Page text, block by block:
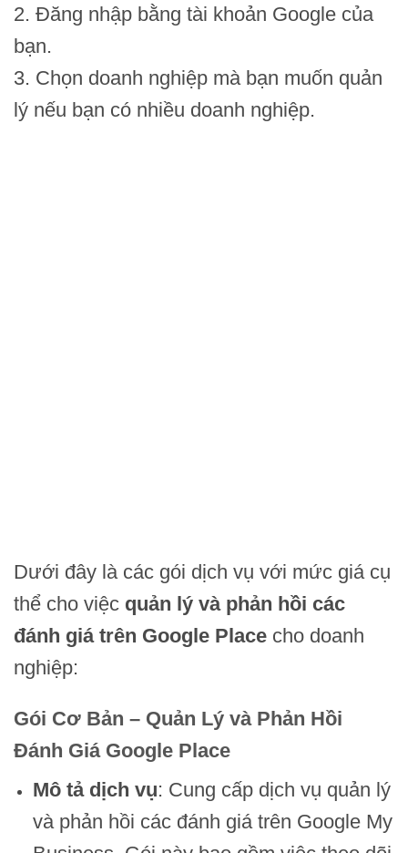
2. Đăng nhập bằng tài khoản Google của
bạn.
3. Chọn doanh nghiệp mà bạn muốn quản
lý nếu bạn có nhiều doanh nghiệp.
Dưới đây là các gói dịch vụ với mức giá cụ
thể cho việc quản lý và phản hồi các
đánh giá trên Google Place cho doanh
nghiệp:
Gói Cơ Bản – Quản Lý và Phản Hồi
Đánh Giá Google Place
Mô tả dịch vụ: Cung cấp dịch vụ quản lý
và phản hồi các đánh giá trên Google My